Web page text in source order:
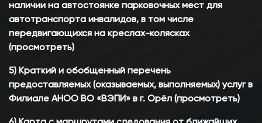
наличии на автостоянке парковочных мест для
автотранспорта инвалидов, в том числе
передвигающихся на креслах-колясках
(просмотреть)
5) Краткий и обобщенный перечень
предоставляемых (оказываемых, выполняемых) услуг в
Филиале АНОО ВО «ВЭПИ» в г. Орёл (просмотреть)